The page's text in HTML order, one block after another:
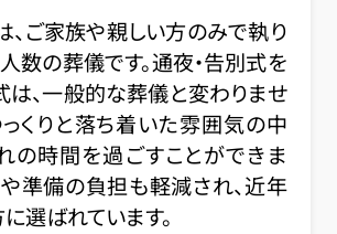
、ご家族や親しい方のみで執り
数の葬儀です。通夜・告別式を
は、一般的な葬儀と変わりませ
っくりと落ち着いた雰囲気の中
の時間を過ごすことができま
や準備の負担も軽減され、近年
選ばれています。